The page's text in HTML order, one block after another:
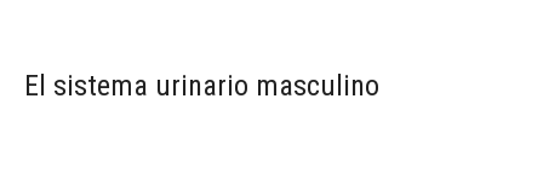
El sistema urinario masculino